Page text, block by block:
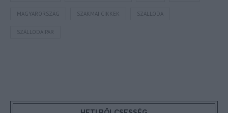
MAGYARORSZÁG SZAKMAI CIKKEK SZÁLLODA
SZÁLLODAIPAR